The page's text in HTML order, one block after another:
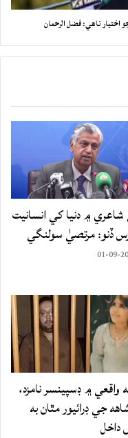
اختيار ناهي: فضل الرحمان
شاعري ۾ دنيا کي انسانيت
ڏنو: مرتصيٰ سولنگي
01-09-
واقعي ۾ ڊسپينسر نامزد،
جي ڊرائيور مٿان به